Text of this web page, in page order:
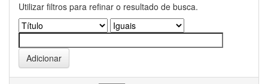
Utilizar filtros para refinar o resultado de busca.